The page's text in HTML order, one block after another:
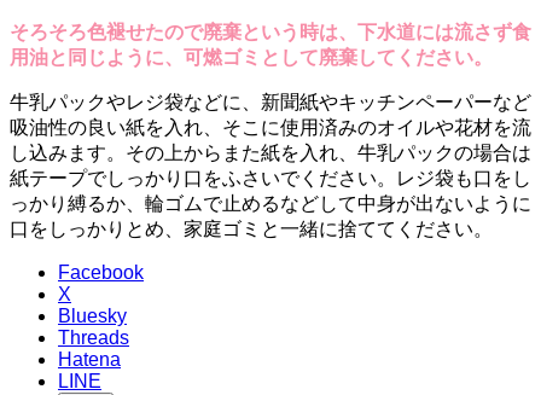
そろそろ色褪せたので廃棄という時は、下水道には流さず食
用油と同じように、可燃ゴミとして廃棄してください。
牛乳パックやレジ袋などに、新聞紙やキッチンペーパーなど
吸油性の良い紙を入れ、そこに使用済みのオイルや花材を流
し込みます。その上からまた紙を入れ、牛乳パックの場合は
紙テープでしっかり口をふさいでください。レジ袋も口をし
っかり縛るか、輪ゴムで止めるなどして中身が出ないように
口をしっかりとめ、家庭ゴミと一緒に捨ててください。
Facebook
X
Bluesky
Threads
Hatena
LINE